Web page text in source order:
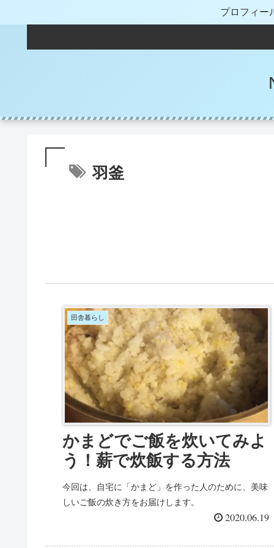
プロフィー
羽釜
田舎暮らし
かまどでご飯を炊いてみよ
う！薪で炊飯する方法
今回は、自宅に「かまど」を作った人のために、美味
しいご飯の炊き方をお届けします。
2020.06.19